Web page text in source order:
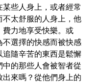
某些人身上，或者經常
不太舒服的人身上，他
費力地享受快樂。或
不選擇的快感而被快感
追隨辛苦的東西是鬆懈
中的那些人會被智者從
出來嗎？從他們身上的